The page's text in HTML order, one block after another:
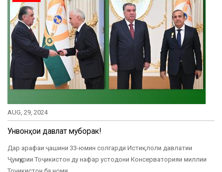
AUG, 29, 2024
Унвонҳои давлатӣ муборак!
Дар арафаи ҷашини 33-юмин солгарди Истиқлоли давлатии
Ҷумҳурии Тоҷикистон ду нафар устодони Консерваторияи миллии